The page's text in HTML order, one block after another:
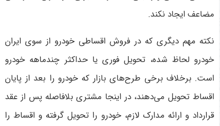
مضاعف ایجاد نکند.
نکته مهم دیگری که در فروش اقساطی خودرو از سوی ایران
خودرو لحاظ شده، تحویل فوری یا حداکثر چندماهه خودرو
است. برخلاف برخی طرح‌های بازار که خودرو را بعد از پایان
اقساط تحویل می‌دهند، در اینجا مشتری بلافاصله پس از عقد
قرارداد و ارائه مدارک لازم، خودرو را تحویل گرفته و اقساط را